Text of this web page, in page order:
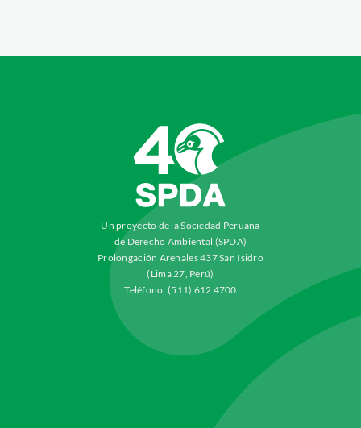
Un proyecto de la Sociedad Peruana
de Derecho Ambiental (SPDA)
Prolongación Arenales 437 San Isidro
(Lima 27, Perú)
Teléfono: (511) 612 4700